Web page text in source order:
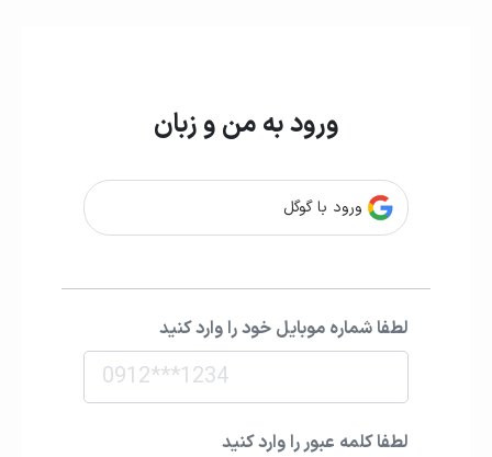
ورود به من و زبان
ورود با گوگل
لطفا شماره موبایل خود را وارد کنید
لطفا کلمه عبور را وارد کنید